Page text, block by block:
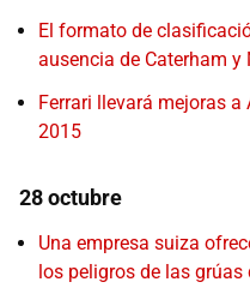
El formato de
ausencia de Caterham y
Ferrari llevará mejoras
2015
28 octubre
Una empresa suiza
los peligros de las grúas